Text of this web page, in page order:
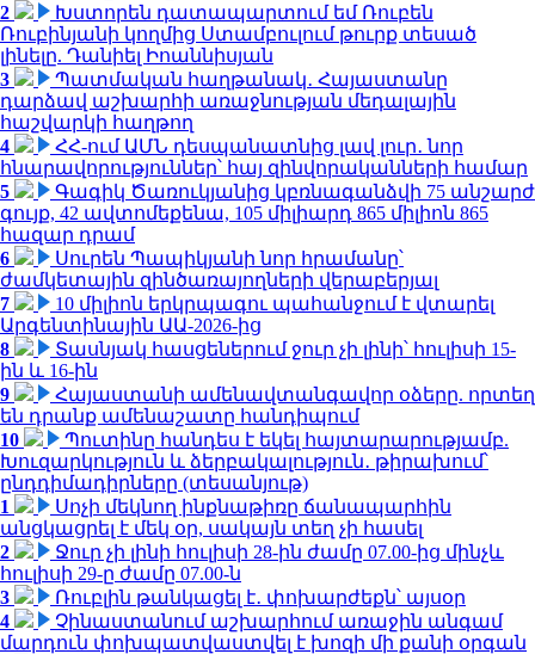
2
Խստորեն դատապարտում եմ Ռուբեն
Ռուբինյանի կողմից Ստամբուլում թուրք տեսած
լինելը. Դանիել Իոաննիսյան
3
Պատմական հաղթանակ․ Հայաստանը
դարձավ աշխարհի առաջնության մեդալային
հաշվարկի հաղթող
4
ՀՀ-ում ԱՄՆ դեսպանատնից լավ լուր․ նոր
հնարավորություններ՝ հայ զինվորականների համար
5
Գագիկ Ծառուկյանից կբռնագանձվի 75 անշարժ
գույք, 42 ավտոմեքենա, 105 միլիարդ 865 միլիոն 865
հազար դրամ
6
Սուրեն Պապիկյանի նոր հրամանը՝
ժամկետային զինծառայողների վերաբերյալ
7
10 միլիոն երկրպագու պահանջում է վտարել
Արգենտինային ԱԱ-2026-ից
8
Տասնյակ հասցեներում ջուր չի լինի՝ հուլիսի 15-
ին և 16-ին
9
Հայաստանի ամենավտանգավոր օձերը. որտեղ
են դրանք ամենաշատը հանդիպում
10
Պուտինը հանդես է եկել հայտարարությամբ.
Խուզարկություն և ձերբակալություն․ թիրախում՝
ընդդիմադիրները (տեսանյութ)
1
Սոչի մեկնող ինքնաթիռը ճանապարհին
անցկացրել է մեկ օր, սակայն տեղ չի հասել
2
Ջուր չի լինի հուլիսի 28-ին ժամը 07.00-ից մինչև
հուլիսի 29-ը ժամը 07.00-ն
3
Ռուբլին թանկացել է․ փոխարժեքն՝ այսօր
4
Չինաստանում աշխարհում առաջին անգամ
մարդուն փոխպատվաստվել է խոզի մի քանի օրգան